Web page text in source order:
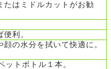
たはミドルカットがお勧
利。
顔の水分を拭いて快適に。
ットボトル１本。